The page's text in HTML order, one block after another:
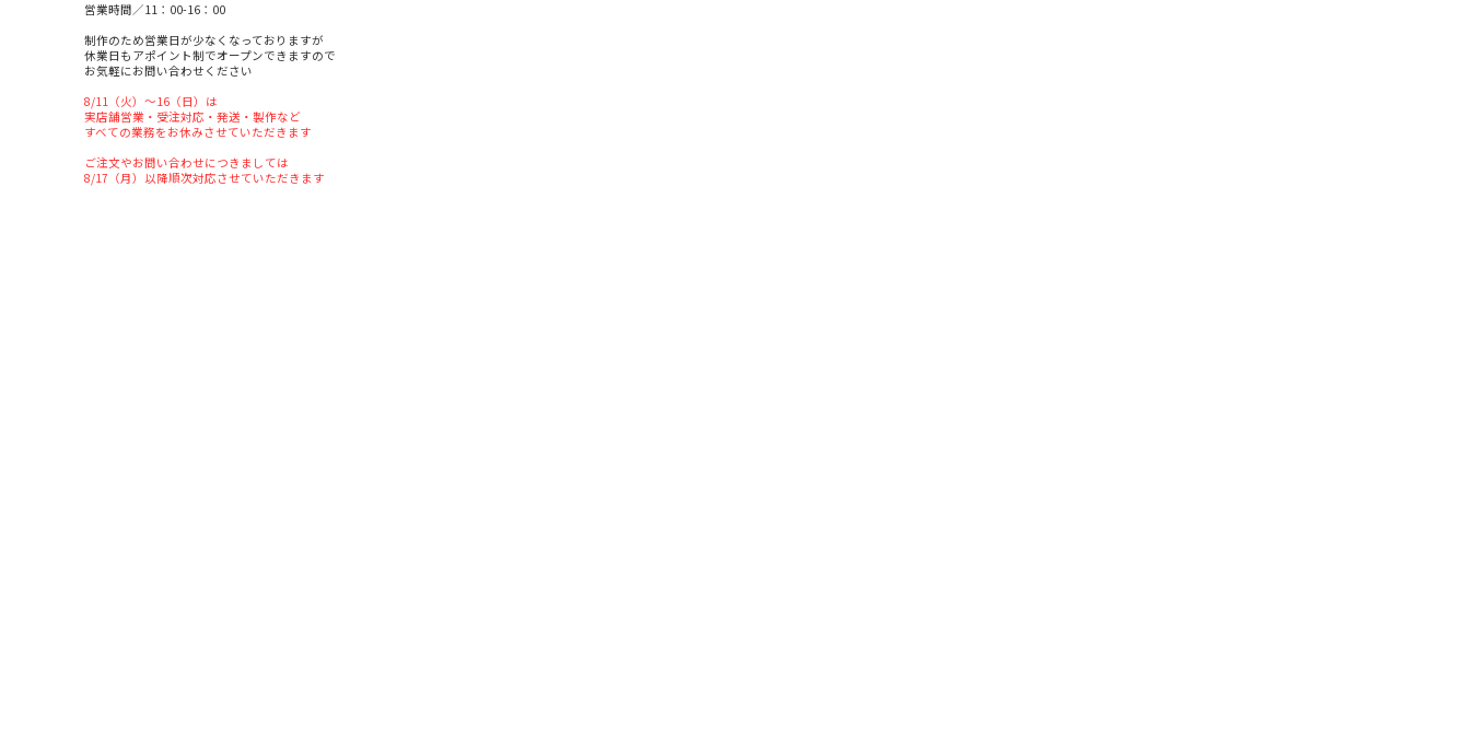
営業時間／11：00-16：00
制作のため営業日が少なくなっておりますが
休業日もアポイント制でオープンできますので
お気軽にお問い合わせください
8/11（火）～16（日）は
実店舗営業・受注対応・発送・製作など
すべての業務をお休みさせていただきます
ご注文やお問い合わせにつきましては
8/17（月）以降順次対応させていただきます